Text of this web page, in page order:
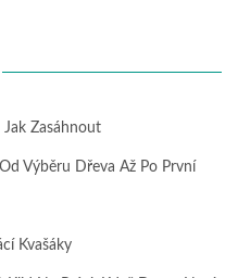
Zasáhnout
Výběru Dřeva Až Po První
Kvašáky